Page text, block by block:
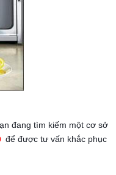
đang tìm kiếm một cơ sở
để được tư vấn khắc phục